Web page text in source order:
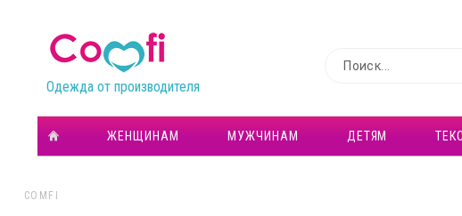
Одежда от производителя
ЖЕНЩИНАМ МУЖЧИНАМ ДЕТЯМ
COMFI